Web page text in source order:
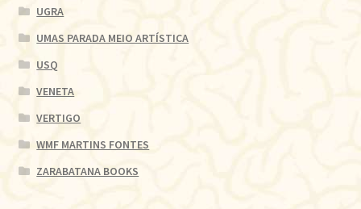
UGRA
UMAS PARADA MEIO ARTÍSTICA
USQ
VENETA
VERTIGO
WMF MARTINS FONTES
ZARABATANA BOOKS